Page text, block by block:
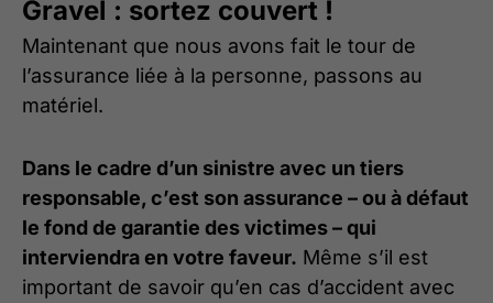
Gravel : sortez couvert !
Maintenant que nous avons fait le tour de
l’assurance liée à la personne, passons au
matériel.
Dans le cadre d’un sinistre avec un tiers
responsable, c’est son assurance – ou à défaut
le fond de garantie des victimes – qui
interviendra en votre faveur. Même s’il est
important de savoir qu’en cas d’accident avec